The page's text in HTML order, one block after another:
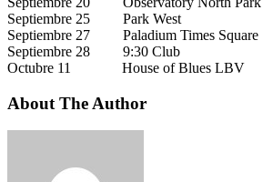
Septiembre 25 Park
Septiembre 27 Paladium Times
Septiembre 28 9:30
Octubre 11 House of
About The Author